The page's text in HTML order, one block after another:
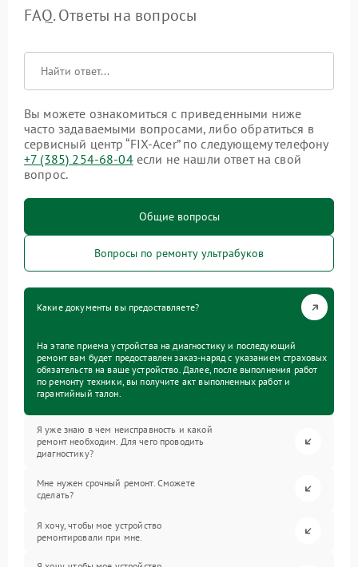
FAQ. Ответы на вопросы
Вы можете ознакомиться с приведенными ниже
часто задаваемыми вопросами, либо обратиться в
сервисный центр “FIX-Acer” по следующему телефону
+7 (385) 254-68-04если не нашли ответ на свой
вопрос.
Общие вопросы
Вопросы по ремонту ультрабуков
Какие документы вы предоставляете?
На этапе приема устройства на диагностику и последующий
ремонт вам будет предоставлен заказ-наряд с указанием страховых
обязательств на ваше устройство. Далее, после выполнения работ
по ремонту техники, вы получите акт выполненных работ и
гарантийный талон.
Я уже знаю в чем неисправность и какой
ремонт необходим. Для чего проводить
диагностику?
Мне нужен срочный ремонт. Сможете
сделать?
Я хочу, чтобы мое устройство
ремонтировали при мне.